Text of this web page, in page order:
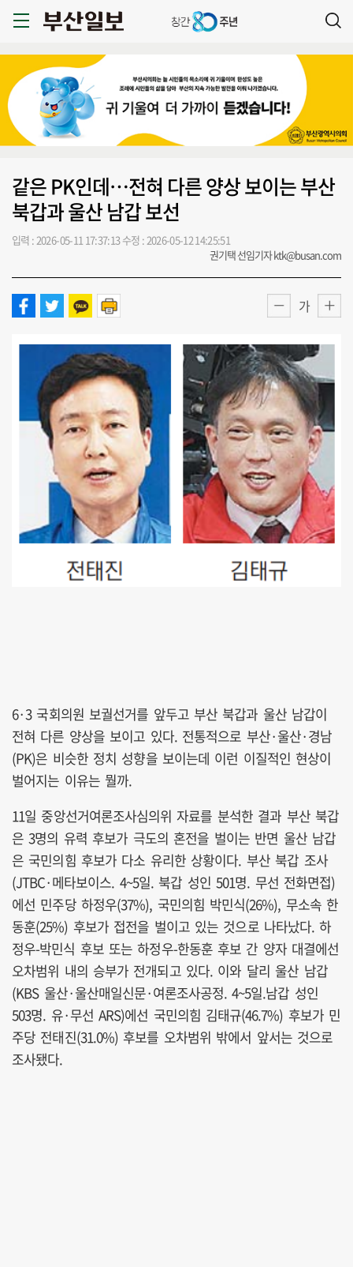
같은 PK인데…전혀 다른 양상 보이는 부산
북갑과 울산 남갑 보선
입력 : 2026-05-11 17:37:13수정 : 2026-05-12 14:25:51
권기택 선임기자 ktk@busan.com
가
6·3 국회의원 보궐선거를 앞두고 부산 북갑과 울산 남갑이
전혀 다른 양상을 보이고 있다. 전통적으로 부산·울산·경남
(PK)은 비슷한 정치 성향을 보이는데 이런 이질적인 현상이
벌어지는 이유는 뭘까.
11일 중앙선거여론조사심의위 자료를 분석한 결과 부산 북갑
은 3명의 유력 후보가 극도의 혼전을 벌이는 반면 울산 남갑
은 국민의힘 후보가 다소 유리한 상황이다. 부산 북갑 조사
(JTBC·메타보이스. 4~5일. 북갑 성인 501명. 무선 전화면접)
에선 민주당 하정우(37%), 국민의힘 박민식(26%), 무소속 한
동훈(25%) 후보가 접전을 벌이고 있는 것으로 나타났다. 하
정우-박민식 후보 또는 하정우-한동훈 후보 간 양자 대결에선
오차범위 내의 승부가 전개되고 있다. 이와 달리 울산 남갑
(KBS 울산·울산매일신문·여론조사공정. 4~5일.남갑 성인
503명. 유·무선 ARS)에선 국민의힘 김태규(46.7%) 후보가 민
주당 전태진(31.0%) 후보를 오차범위 밖에서 앞서는 것으로
조사됐다.